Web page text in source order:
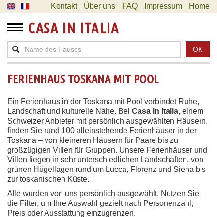
Kontakt Über uns FAQ Impressum Home
CASA IN ITALIA
OK
FERIENHAUS TOSKANA MIT POOL
Ein Ferienhaus in der Toskana mit Pool verbindet Ruhe,
Landschaft und kulturelle Nähe. Bei Casa in Italia, einem
Schweizer Anbieter mit persönlich ausgewählten Häusern,
finden Sie rund 100 alleinstehende Ferienhäuser in der
Toskana – von kleineren Häusern für Paare bis zu
großzügigen Villen für Gruppen. Unsere Ferienhäuser und
Villen liegen in sehr unterschiedlichen Landschaften, von
grünen Hügellagen rund um Lucca, Florenz und Siena bis
zur toskanischen Küste.
Alle wurden von uns persönlich ausgewählt. Nutzen Sie
die Filter, um Ihre Auswahl gezielt nach Personenzahl,
Preis oder Ausstattung einzugrenzen.